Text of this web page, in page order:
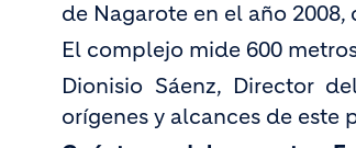
de Nagarote en el año
El complejo mide 600
Dionisio Sáenz, Director
orígenes y alcances de